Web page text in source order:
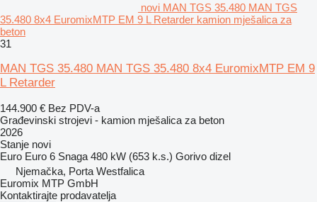
novi MAN TGS 35.480 MAN TGS
35.480 8x4 EuromixMTP EM 9 L Retarder kamion mješalica za
beton
31
MAN TGS 35.480 MAN TGS 35.480 8x4 EuromixMTP EM 9
L Retarder
144.900 € Bez PDV-a
Građevinski strojevi - kamion mješalica za beton
2026
Stanje novi
Euro Euro 6 Snaga 480 kW (653 k.s.) Gorivo dizel
Njemačka, Porta Westfalica
Euromix MTP GmbH
Kontaktirajte prodavatelja